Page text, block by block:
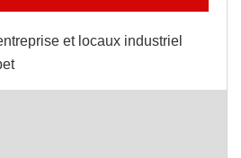
et locaux industriel